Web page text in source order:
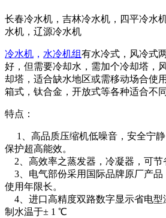
长春冷水机，吉林冷水机，四平冷水
水机，辽源冷水机
冷水机 ， 水冷机组有水冷式，风冷式
好，但需要冷却水，需加个冷却塔，
却塔，适合缺水地区或需移动场合使
箱式，钛合金，开放式等各种适合不
特点：
1 高品质压缩机低噪音， 安全宁静
保护超高能效。
2 、高效率之蒸发器，冷凝器，可节
3
电气部份采用国际品牌原厂产
使用年限长。
4 、进口高精度双路数字显示省电
制水温于± 1 ℃